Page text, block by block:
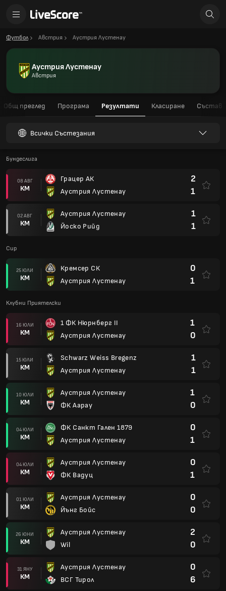
Футбол Австрия Аустрия Лустенау
Аустрия Лустенау
Австрия
Общ преглед Програма Резултати Класиране Състав
Всички Състезания
Бундеслига
08 АВГ
КМ
Грацер АК
Аустрия Лустенау
2
1
02 АВГ
КМ
Аустрия Лустенау
Йоско Рийд
1
1
Cup
25 ЮЛИ
КМ
Кремсер СК
Аустрия Лустенау
0
1
Клубни Приятелски
16 ЮЛИ
КМ
1 ФК Нюрнберг II
Аустрия Лустенау
1
0
15 ЮЛИ
КМ
Schwarz Weiss Bregenz
Аустрия Лустенау
1
1
10 ЮЛИ
КМ
Аустрия Лустенау
ФК Аарау
1
0
04 ЮЛИ
КМ
ФК Санкт Гален 1879
Аустрия Лустенау
0
1
04 ЮЛИ
КМ
Аустрия Лустенау
ФК Вадуц
0
1
01 ЮЛИ
КМ
Аустрия Лустенау
Йънг Бойс
0
0
26 ЮНИ
КМ
Аустрия Лустенау
Wil
2
0
31 ЯНУ
КМ
Аустрия Лустенау
ВСГ Тирол
0
6